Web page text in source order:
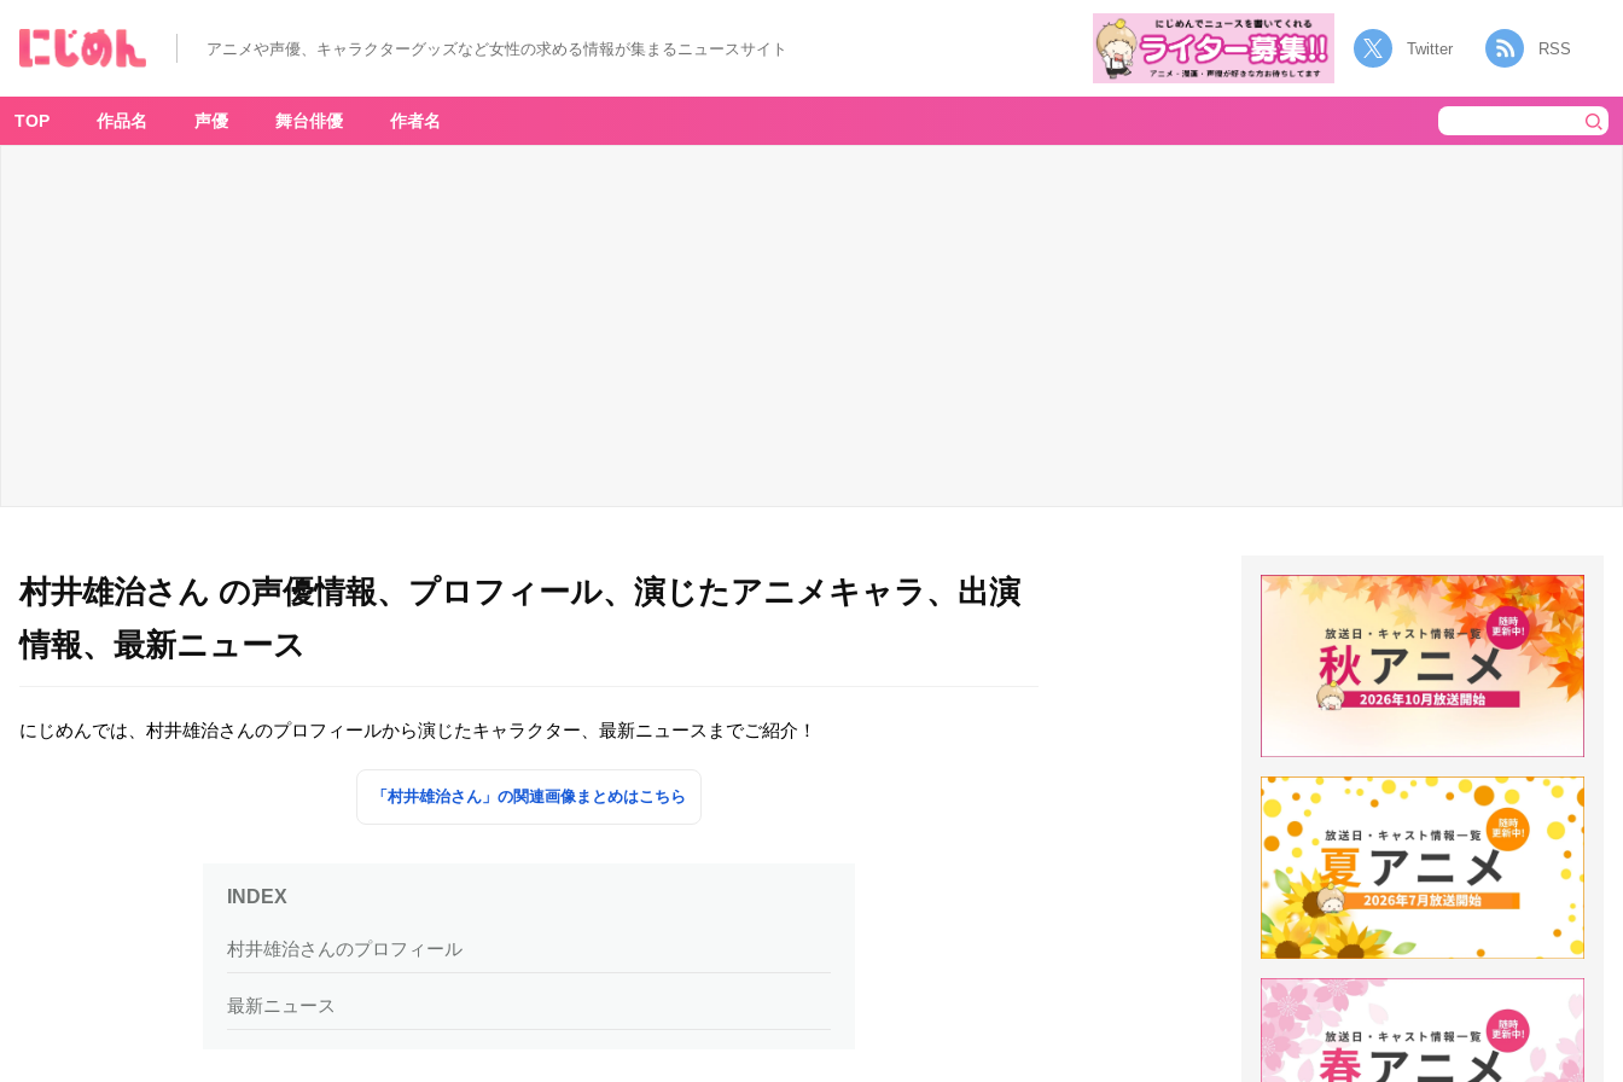
アニメや声優、キャラクターグッズなど女性の求める情報が集まるニュースサイト Twitter RSS
TOP 作品名 声優 舞台俳優 作者名
村井雄治さん の声優情報、プロフィール、演じたアニメキャラ、出演
情報、最新ニュース
にじめんでは、村井雄治さんのプロフィールから演じたキャラクター、最新ニュースまでご紹介！
「村井雄治さん」の関連画像まとめはこちら
村井雄治さんのプロフィール
最新ニュース